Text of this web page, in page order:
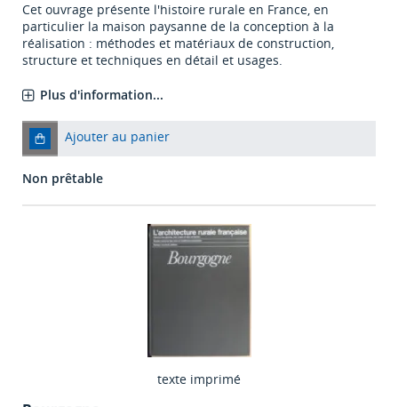
Cet ouvrage présente l'histoire rurale en France, en
particulier la maison paysanne de la conception à la
réalisation : méthodes et matériaux de construction,
structure et techniques en détail et usages.
Plus d'information...
Ajouter au panier
Non prêtable
texte imprimé